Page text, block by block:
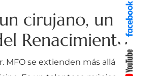
cirujano, un
Renacimiento
MFO se extienden más allá del